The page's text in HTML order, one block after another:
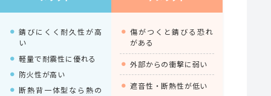
錆びにくく耐久性が高
い
軽量で耐震性に優れる
防火性が高い
断熱背一体型なら熱の
傷がつくと錆びる恐れ
がある
外部からの衝撃に弱い
遮音性・断熱性が低い